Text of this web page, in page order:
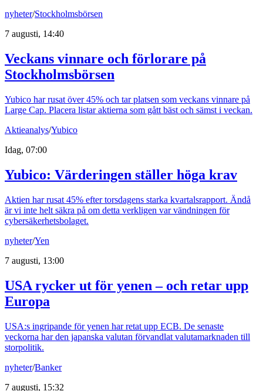
nyheter/Stockholmsbörsen
7 augusti, 14:40
Veckans vinnare och förlorare på
Stockholmsbörsen
Yubico har rusat över 45% och tar platsen som veckans vinnare på
Large Cap. Placera listar aktierna som gått bäst och sämst i veckan.
Aktieanalys/Yubico
Idag, 07:00
Yubico: Värderingen ställer höga krav
Aktien har rusat 45% efter torsdagens starka kvartalsrapport. Ändå
är vi inte helt säkra på om detta verkligen var vändningen för
cybersäkerhetsbolaget.
nyheter/Yen
7 augusti, 13:00
USA rycker ut för yenen – och retar upp
Europa
USA:s ingripande för yenen har retat upp ECB. De senaste
veckorna har den japanska valutan förvandlat valutamarknaden till
storpolitik.
nyheter/Banker
7 augusti, 15:32